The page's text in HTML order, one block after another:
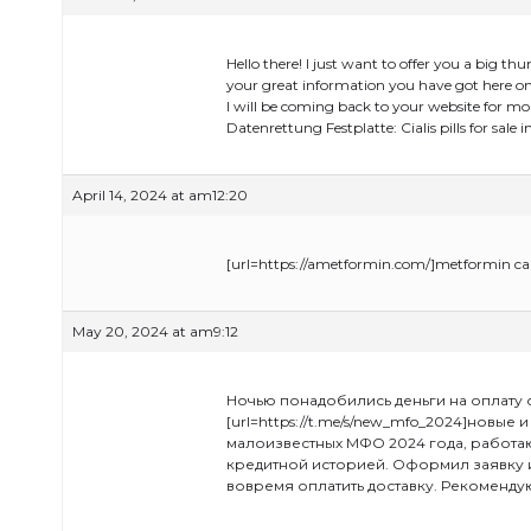
Hello there! I just want to offer you a big
your great information you have got here
I will be coming back to your website for
Datenrettung Festplatte: Cialis pills for sale
April 14, 2024 at am12:20
[url=https://ametformin.com/]metformin
May 20, 2024 at am9:12
Ночью понадобились деньги на
[url=https://t.me/s/new_mfo_2024]новые
малоизвестных МФО 2024 года,
кредитной историей. Оформил заявку
вовремя оплатить доставку.